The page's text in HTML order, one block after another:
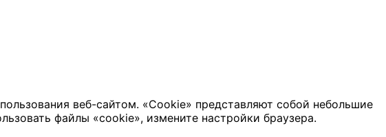
веб-сайтом. «Cookie» представляют собой небольшие
файлы «cookie», измените настройки браузера.